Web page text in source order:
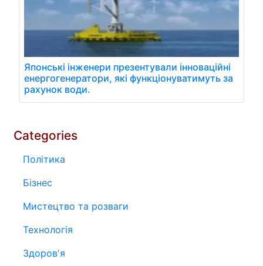
Японські інженери презентували інноваційні
енергогенератори, які функціонуватимуть за
рахунок води.
Categories
Політика
Бізнес
Мистецтво та розваги
Технологія
Здоров'я